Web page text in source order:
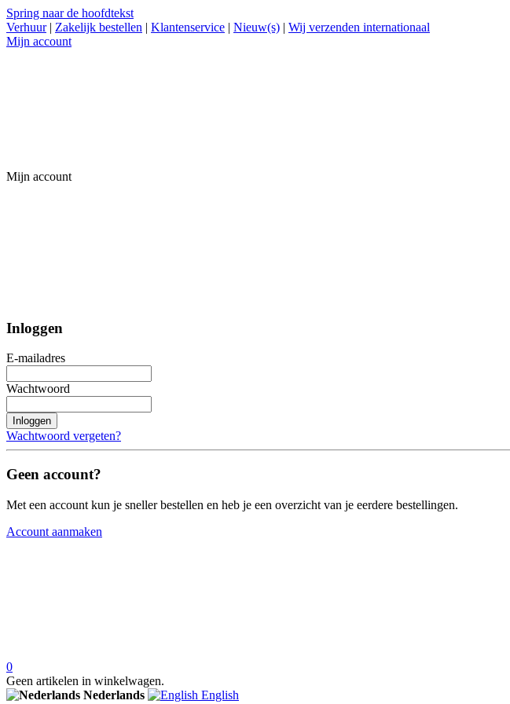
Spring naar de hoofdtekst
Verhuur | Zakelijk bestellen | Klantenservice | Nieuw(s) | Wij verzenden internationaal
Mijn account
Mijn account
Inloggen
E-mailadres
Wachtwoord
Inloggen
Wachtwoord vergeten?
Geen account?
Met een account kun je sneller bestellen en heb je een overzicht van je eerdere bestellingen.
Account aanmaken
0
Geen artikelen in winkelwagen.
Nederlands
English